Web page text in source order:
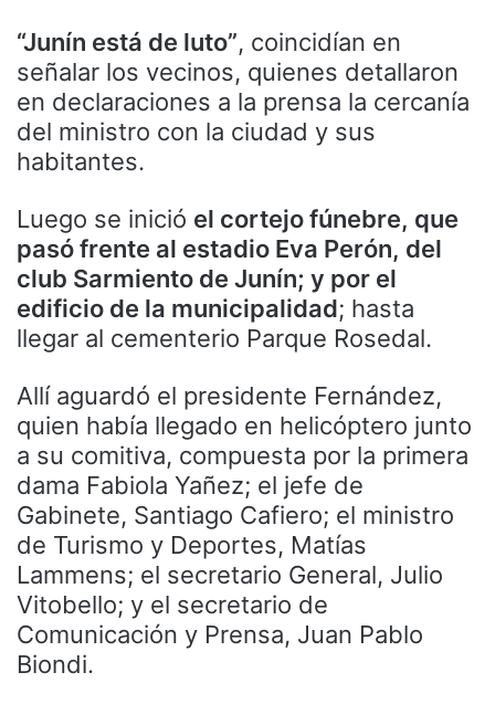
“Junín está de luto”, coincidían en
señalar los vecinos, quienes detallaron
en declaraciones a la prensa la cercanía
del ministro con la ciudad y sus
habitantes.
Luego se inició el cortejo fúnebre, que
pasó frente al estadio Eva Perón, del
club Sarmiento de Junín; y por el
edificio de la municipalidad; hasta
llegar al cementerio Parque Rosedal.
Allí aguardó el presidente Fernández,
quien había llegado en helicóptero junto
a su comitiva, compuesta por la primera
dama Fabiola Yañez; el jefe de
Gabinete, Santiago Cafiero; el ministro
de Turismo y Deportes, Matías
Lammens; el secretario General, Julio
Vitobello; y el secretario de
Comunicación y Prensa, Juan Pablo
Biondi.